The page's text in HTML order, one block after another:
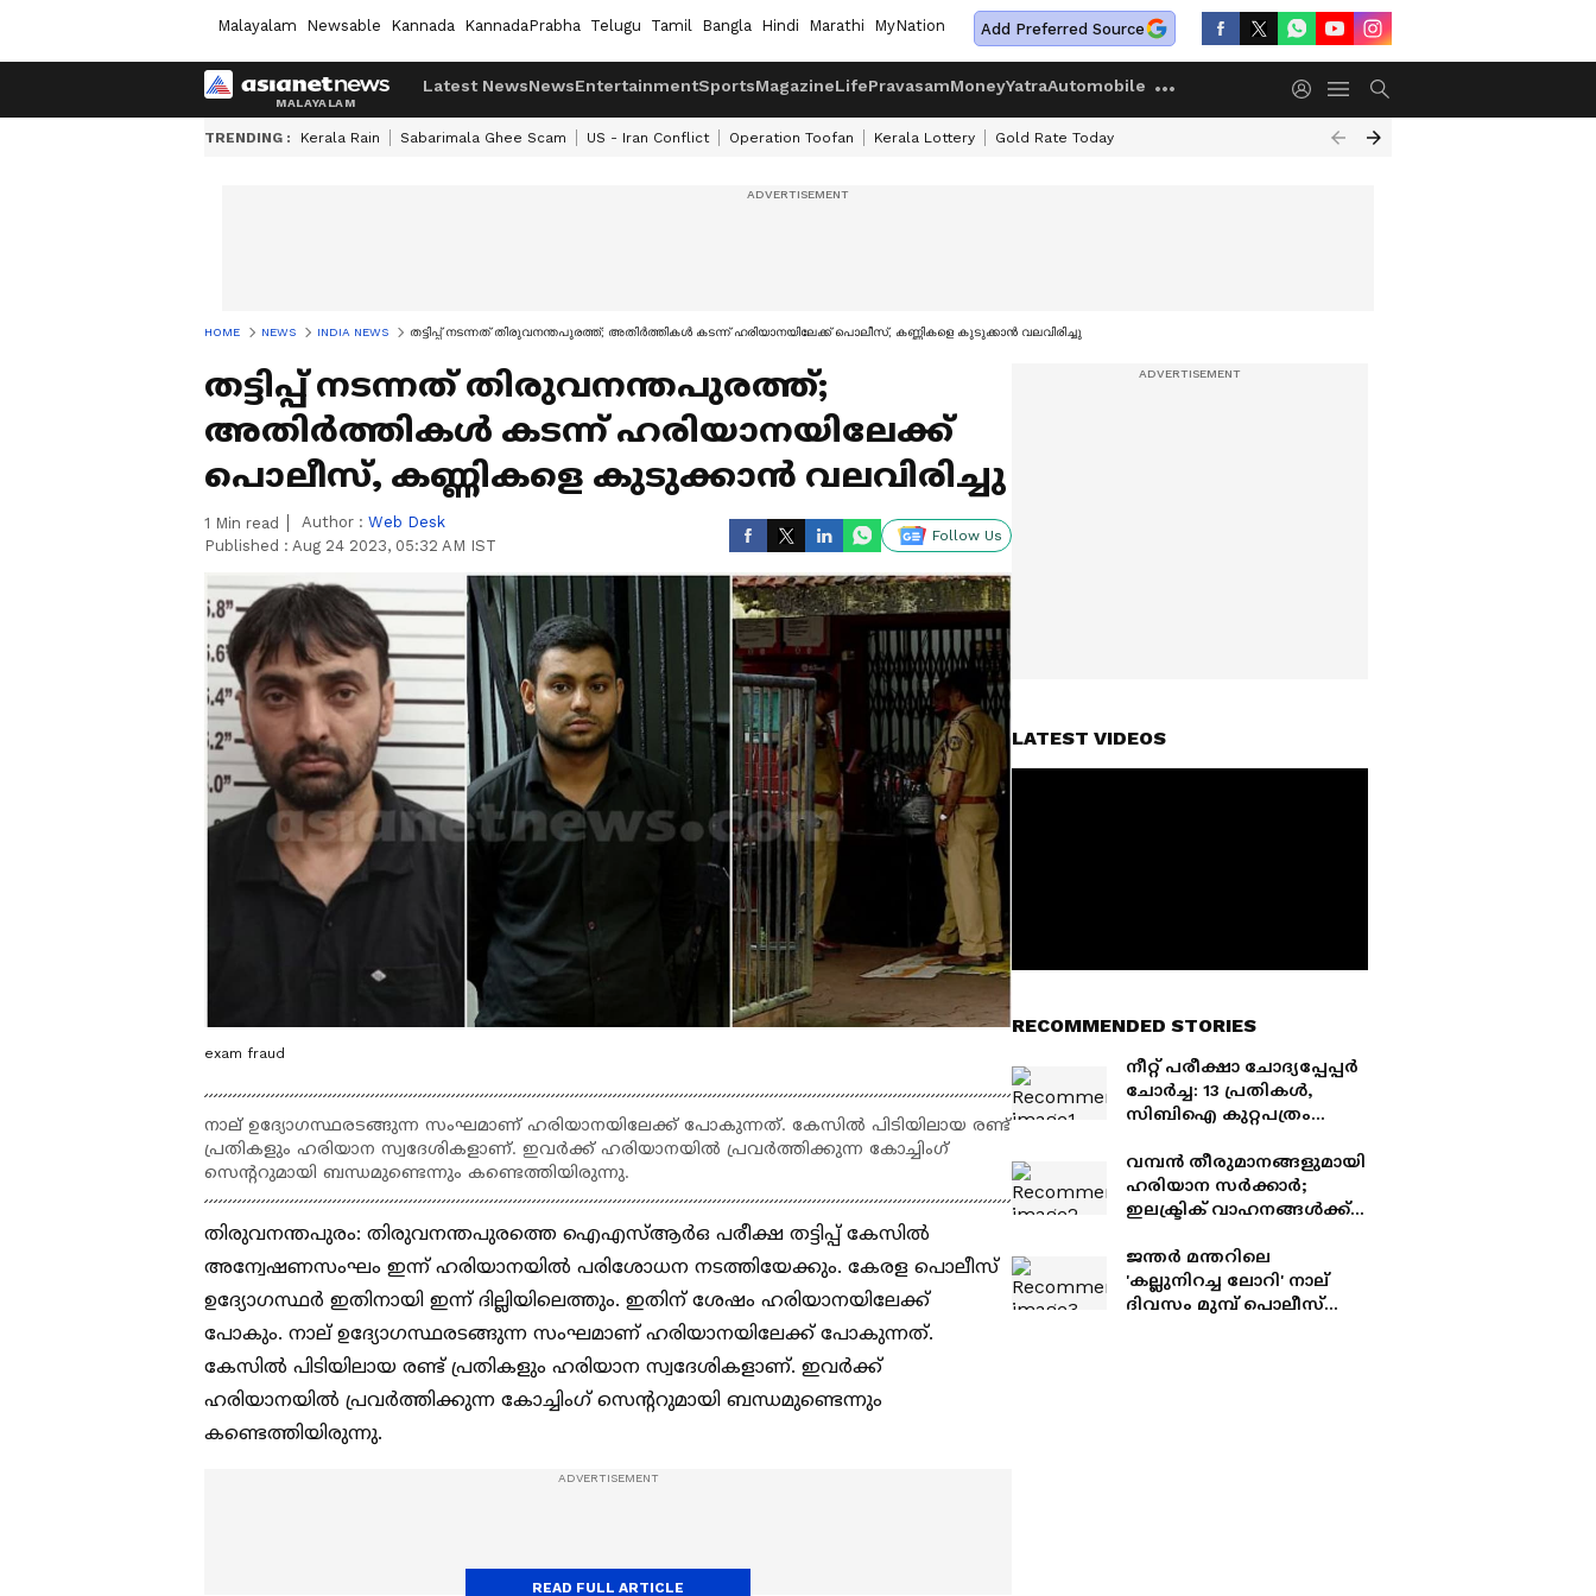
Malayalam Newsable Kannada KannadaPrabha Telugu Tamil Bangla Hindi Marathi MyNation Add Preferred Source
Latest NewsNewsEntertainmentSportsMagazineLifePravasamMoneyYatraAutomobile
TRENDING : Kerala Rain Sabarimala Ghee Scam US - Iran Conflict Operation Toofan Kerala Lottery Gold Rate Today
HOME NEWS INDIA NEWS തട്ടിപ്പ് നടന്നത് തിരുവനന്തപുരത്ത്; അതിർത്തികൾ കടന്ന് ഹരിയാനയിലേക്ക് പൊലീസ്, കണ്ണികളെ കുടുക്കാൻ വലവിരിച്ചു
തട്ടിപ്പ് നടന്നത് തിരുവനന്തപുരത്ത്;
അതിർത്തികൾ കടന്ന് ഹരിയാനയിലേക്ക്
പൊലീസ്, കണ്ണികളെ കുടുക്കാൻ വലവിരിച്ചു
1 Min read Author : Web Desk
Published : Aug 24 2023, 05:32 AM IST
Follow Us
exam fraud
നാല് ഉദ്യോഗസ്ഥരടങ്ങുന്ന സംഘമാണ് ഹരിയാനയിലേക്ക് പോകുന്നത്. കേസിൽ പിടിയിലായ രണ്ട്
പ്രതികളും ഹരിയാന സ്വദേശികളാണ്. ഇവർക്ക് ഹരിയാനയിൽ പ്രവർത്തിക്കുന്ന കോച്ചിംഗ്
സെന്ററുമായി ബന്ധമുണ്ടെന്നും കണ്ടെത്തിയിരുന്നു.
തിരുവനന്തപുരം: തിരുവനന്തപുരത്തെ ഐഎസ്ആർഒ പരീക്ഷ തട്ടിപ്പ് കേസിൽ
അന്വേഷണസംഘം ഇന്ന് ഹരിയാനയിൽ പരിശോധന നടത്തിയേക്കും. കേരള പൊലീസ്
ഉദ്യോഗസ്ഥർ ഇതിനായി ഇന്ന് ദില്ലിയിലെത്തും. ഇതിന് ശേഷം ഹരിയാനയിലേക്ക്
പോകും. നാല് ഉദ്യോഗസ്ഥരടങ്ങുന്ന സംഘമാണ് ഹരിയാനയിലേക്ക് പോകുന്നത്.
കേസിൽ പിടിയിലായ രണ്ട് പ്രതികളും ഹരിയാന സ്വദേശികളാണ്. ഇവർക്ക്
ഹരിയാനയിൽ പ്രവർത്തിക്കുന്ന കോച്ചിംഗ് സെന്ററുമായി ബന്ധമുണ്ടെന്നും
കണ്ടെത്തിയിരുന്നു.
READ FULL ARTICLE
LATEST VIDEOS
RECOMMENDED STORIES
നീറ്റ് പരീക്ഷാ ചോദ്യപ്പേപ്പർ
ചോർച്ച: 13 പ്രതികൾ,
സിബിഐ കുറ്റപത്രം
പ്രത്യേക ഫാസ്റ്റ് ട്രാക്ക്
കോടതി പരിഗണിക്കും
വമ്പൻ തീരുമാനങ്ങളുമായി
ഹരിയാന സര്‍ക്കാര്‍;
ഇലക്ട്രിക് വാഹനങ്ങൾക്ക്
നികുതിയിളവ്,
അഗ്നിവീരർക്ക് 20
ശതമാനം സംവരണം
ജന്തർ മന്തറിലെ
'കല്ലുനിറച്ച ലോറി' നാല്
ദിവസം മുമ്പ് പൊലീസ്